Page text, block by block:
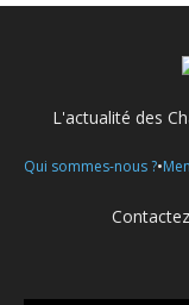
L'actualité des
Qui sommes-nous ?•